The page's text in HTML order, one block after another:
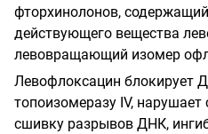
фторхинолонов,
действующего вещества
левовращающий изомер
Левофлоксацин блокирует
топоизомеразу IV,
сшивку разрывов ДНК,